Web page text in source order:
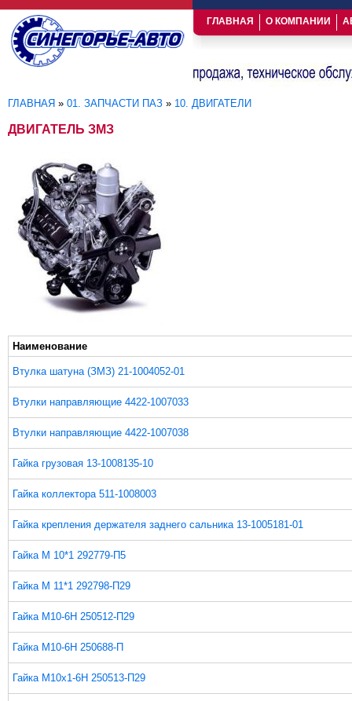
ГЛАВНАЯ О КОМПАНИИ
ГЛАВНАЯ » 01. ЗАПЧАСТИ ПАЗ » 10. ДВИГАТЕЛИ
ДВИГАТЕЛЬ ЗМЗ
Наименование
Втулка шатуна (ЗМЗ) 21-1004052-01
Втулки направляющие 4422-1007033
Втулки направляющие 4422-1007038
Гайка грузовая 13-1008135-10
Гайка коллектора 511-1008003
Гайка крепления держателя заднего сальника 13-1005181-01
Гайка М 10*1 292779-П5
Гайка М 11*1 292798-П29
Гайка М10-6Н 250512-П29
Гайка М10-6Н 250688-П
Гайка М10х1-6Н 250513-П29